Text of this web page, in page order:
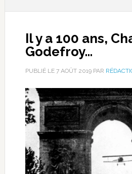
Il y a 100 ans,
Godefroy…
PUBLIÉ LE 7 AOÛT 2019PAR